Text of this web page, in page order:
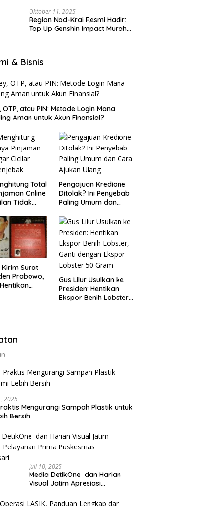
Oktober 11, 2025
Region Nod-Krai Resmi Hadir:
Top Up Genshin Impact Murah
& Bisnis
OTP, atau PIN: Metode Login Mana
Aman untuk Akun Finansial?
Total
Online
Tidak
Pengajuan Kredione
Ditolak? Ini Penyebab
Paling Umum dan
Kirim Surat
Prabowo,
Gus Lilur Usulkan ke
Presiden: Hentikan
Ekspor Benih Lobster,
2025
Mengurangi Sampah Plastik untuk
Bersih
Juli 10, 2025
Media DetikOne dan Harian
Visual Jatim Apresiasi
Bangsalsari